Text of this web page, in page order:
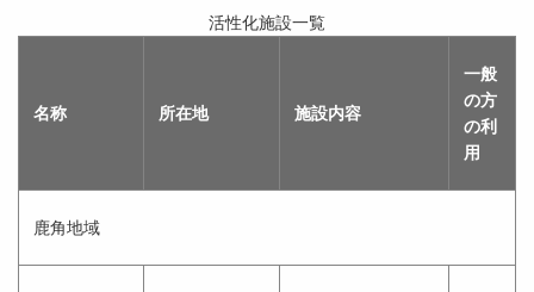
活性化施設一覧
名称 所在地 施設内容
一般
の方
の利
用
鹿角地域